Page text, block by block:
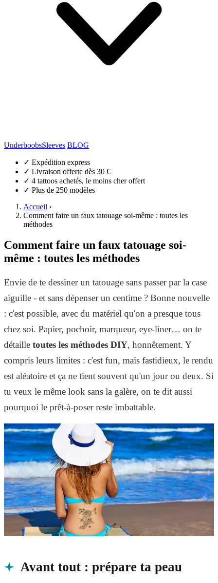
UnderboobsSleeves BLOG
✓ Expédition express
✓ Livraison offerte dès 30 €
✓ 4 tattoos achetés, le moins cher offert
✓ Plus de 250 modèles
Accueil ›
Comment faire un faux tatouage soi-même : toutes les
méthodes
Comment faire un faux tatouage soi-
même : toutes les méthodes
Envie de te dessiner un tatouage sans passer par la case
aiguille - et sans dépenser un centime ? Bonne nouvelle
: c'est possible, avec du matériel qu'on a presque tous
chez soi. Papier, pochoir, marqueur, eye-liner… on te
détaille toutes les méthodes DIY, honnêtement. Y
compris leurs limites : c'est fun, mais fastidieux, le rendu
est aléatoire et ça ne tient souvent qu'un jour ou deux. Si
tu veux le même look sans la galère, on te dit aussi
pourquoi le prêt-à-poser reste imbattable.
Avant tout : prépare ta peau